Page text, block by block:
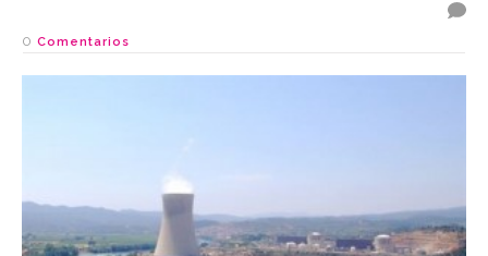
0 Comentarios